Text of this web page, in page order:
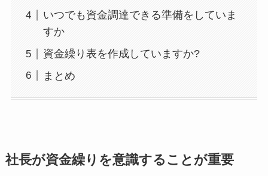
いつでも資金調達できる準備をしていま
すか
資金繰り表を作成していますか?
まとめ
社長が資金繰りを意識することが重要